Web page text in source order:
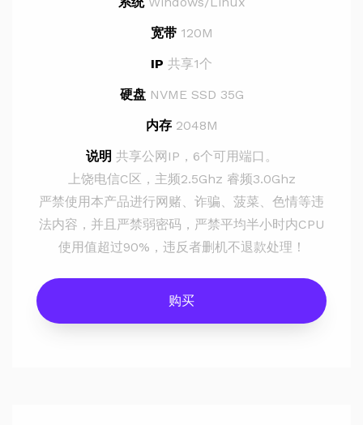
宽带120M
IP 共享1个
硬盘NVME SSD 35G
内存2048M
说明 共享公网IP，6个可用端口。
上饶电信C区，主频2.5Ghz 睿频3.0Ghz
严禁使用本产品进行网赌、诈骗、菠菜、色情等违
法内容，并且严禁弱密码，严禁平均半小时内CPU
使用值超过90%，违反者删机不退款处理！
购买